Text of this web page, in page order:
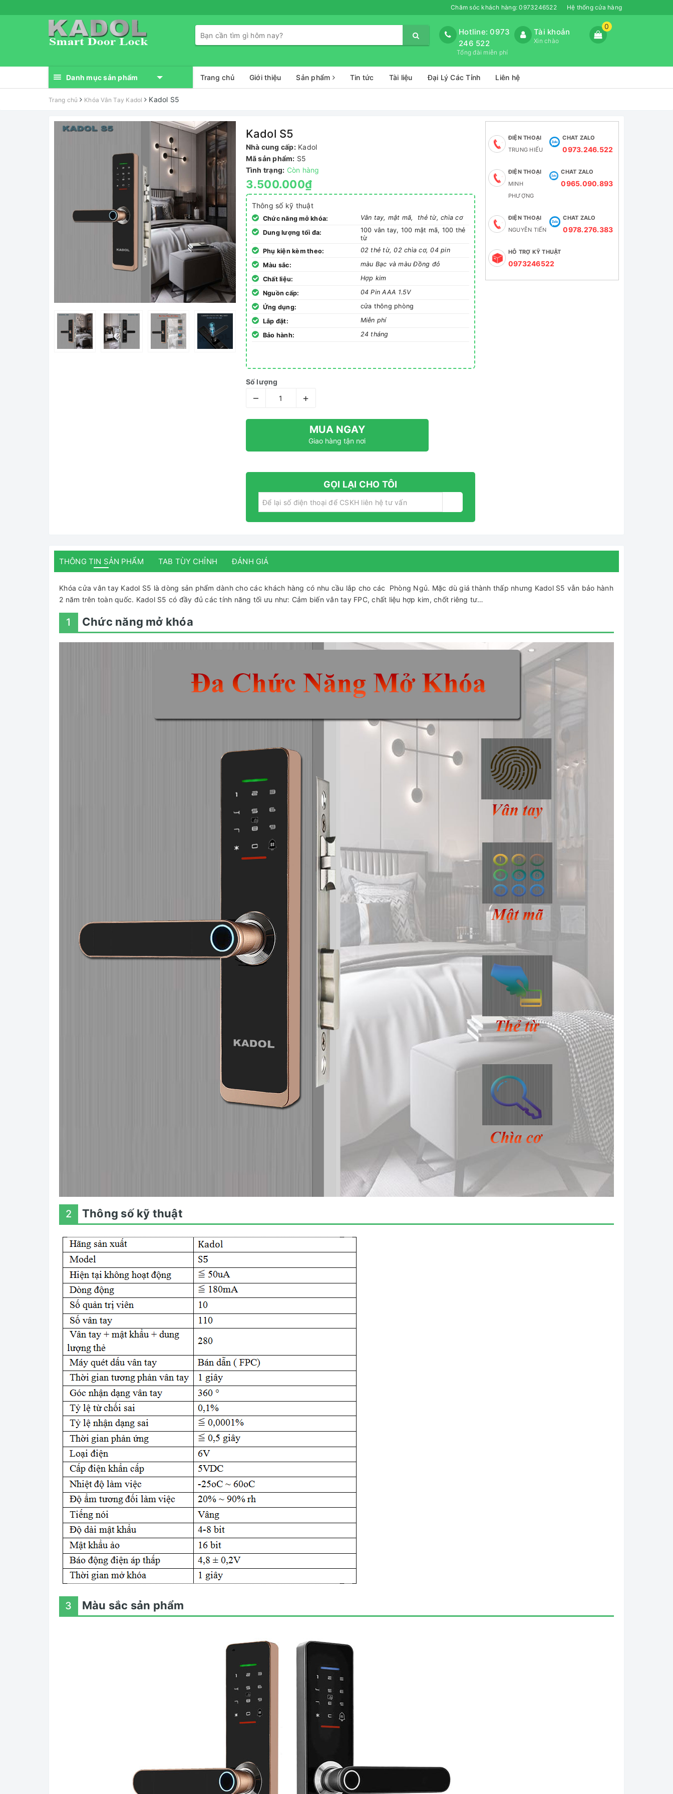
Chăm sóc khách hàng:0973246522 Hệ thống cửa hàng
Hotline: 0973
246 522
Tổng đài miễn phí
Tài khoản
Xin chào
0
Danh mục sản phẩm Trang chủ Giới thiệu Sản phẩm Tin tức Tài liệu Đại Lý Các Tỉnh Liên hệ
Trang chủ Khóa Vân Tay Kadol Kadol S5
Kadol S5
Nhà cung cấp: Kadol
Mã sản phẩm: S5
Tình trạng: Còn hàng
3.500.000₫
Thông số kỹ thuật
Chức năng mở khóa: Vân tay, mật mã, thẻ từ, chìa cơ
Dung lượng tối đa:
100 vân tay, 100 mật mã, 100 thẻ
từ
Phụ kiện kèm theo:
02 thẻ từ, 02 chìa cơ, 04 pin
Màu sắc: màu Bạc và màu Đồng đỏ
Chất liệu: Hợp kim
Nguồn cấp: 04 Pin AAA 1.5V
Ứng dụng: cửa thông phòng
Lắp đặt: Miễn phí
Bảo hành: 24 tháng
Số lượng
– +
MUA NGAY
Giao hàng tận nơi
GỌI LẠI CHO TÔI
ĐIỆN THOẠI
TRUNG HIẾU
CHAT ZALO
0973.246.522
ĐIỆN THOẠI
MINH
PHƯỢNG
CHAT ZALO
0965.090.893
ĐIỆN THOẠI
NGUYỄN TIẾN
CHAT ZALO
0978.276.383
HỖ TRỢ KỸ THUẬT
0973246522
THÔNG TIN SẢN PHẨM TAB TÙY CHỈNH ĐÁNH GIÁ
Khóa cửa vân tay Kadol S5 là dòng sản phẩm dành cho các khách hàng có nhu cầu lắp cho các Phòng Ngủ. Mặc dù giá thành thấp nhưng Kadol S5 vẫn bảo hành
2 năm trên toàn quốc. Kadol S5 có đầy đủ các tính năng tối ưu như: Cảm biến vân tay FPC, chất liệu hợp kim, chốt riêng tư…
1 Chức năng mở khóa
2 Thông số kỹ thuật
3 Màu sắc sản phẩm